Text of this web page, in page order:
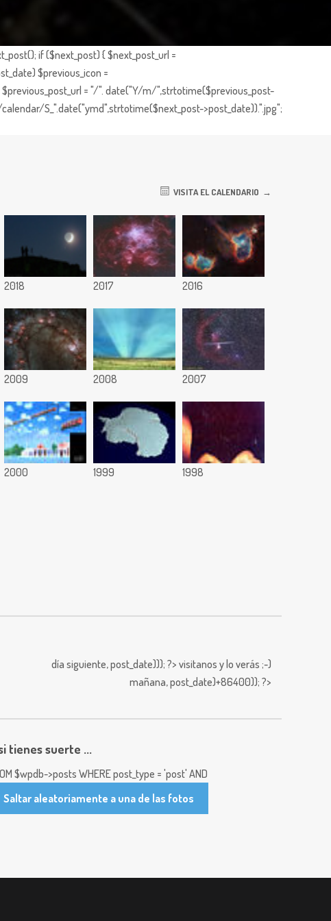
if ($next_post) { $next_post_url =
$previous_icon =
= "/". date("Y/m/",strtotime($previous_post-
S_".date("ymd",strtotime($next_post->post_date)).".jpg";
VISITA EL CALENDARIO
2018 2017 2016
2009 2008 2007
2000 1999 1998
día siguiente,post_date))); ?> visitanos y lo verás ;-)
mañana,post_date)+86400)); ?>
tienes suerte ...
$wpdb->posts WHERE post_type = 'post' AND
Saltar aleatoriamente a una de las fotos